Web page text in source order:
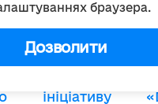
браузера.
Дозволити
– завершує
Терешківської